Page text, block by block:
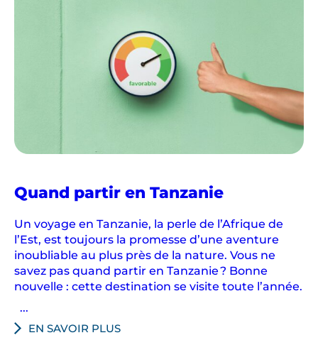
Quand partir en Tanzanie
Un voyage en Tanzanie, la perle de l’Afrique de
l’Est, est toujours la promesse d’une aventure
inoubliable au plus près de la nature. Vous ne
savez pas quand partir en Tanzanie ? Bonne
nouvelle : cette destination se visite toute l’année.
...
EN SAVOIR PLUS